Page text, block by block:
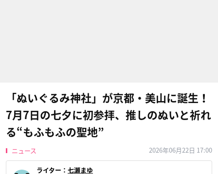
「ぬいぐるみ神社」が京都・美山に誕生！
7月7日の七夕に初参拝、推しのぬいと祈れ
る“もふもふの聖地”
ニュース 2026年06月22日 17:00
ライター： 七瀬まゆ